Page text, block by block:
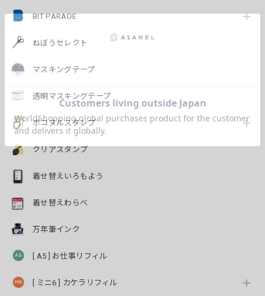
BIT PARADE
ねぼうセレクト
マスキングテープ
透明マスキングテープ
ポコヌルスタンプ
クリアスタンプ
着せ替えいろもよう
着せ替えわらべ
万年筆インク
[ A5 ] お仕事リフィル
[ ミニ6 ] カケラリフィル